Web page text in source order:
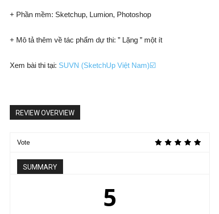
+ Phần mềm: Sketchup, Lumion, Photoshop
+ Mô tả thêm về tác phẩm dự thi: ” Lặng ” một ít
Xem bài thi tại: SUVN (SketchUp Việt Nam)☑️
REVIEW OVERVIEW
Vote
SUMMARY
5